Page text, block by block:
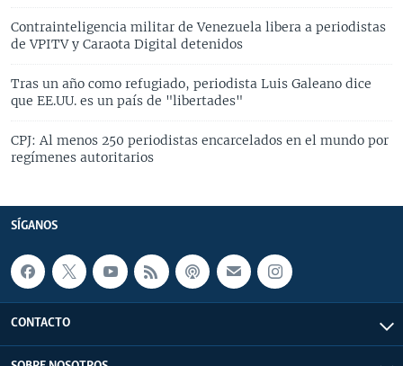
Contrainteligencia militar de Venezuela libera a periodistas
de VPITV y Caraota Digital detenidos
Tras un año como refugiado, periodista Luis Galeano dice
que EE.UU. es un país de "libertades"
CPJ: Al menos 250 periodistas encarcelados en el mundo por
regímenes autoritarios
SÍGANOS
CONTACTO